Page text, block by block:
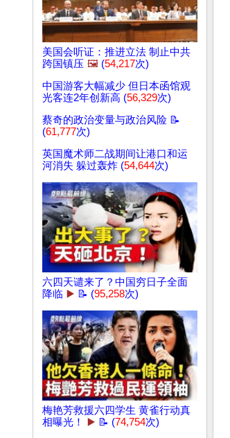
美国会听证：推进立法 制止中共
跨国镇压 🖼️ (54,217次)
中国游客大幅减少 但日本函馆观
光客连2年创新高 (56,329次)
蔡奇的政治变量与政治风险 📝
(61,777次)
英国魔术师二战期间让港口和运
河消失 躲过轰炸 (54,644次)
六四天谴来了？中国穷日子全面
降临 ▶️ 📝 (95,258次)
梅艳芳救援六四学生 黄雀行动真
相曝光！
▶️ 📝 (74,754次)